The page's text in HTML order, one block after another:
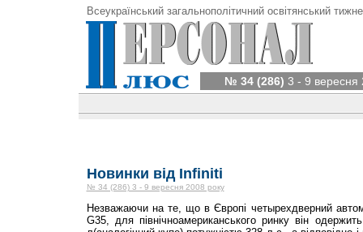
Всеукраїнський загальнополітичний освітянський
№ 34 (286) 3 - 9 вересня
Новинки від Infiniti
№ 34 (286) 3 - 9 вересня 2008 року
Незважаючи на те, що в Європі четырехдверний
G35, для північноамериканського ринку він